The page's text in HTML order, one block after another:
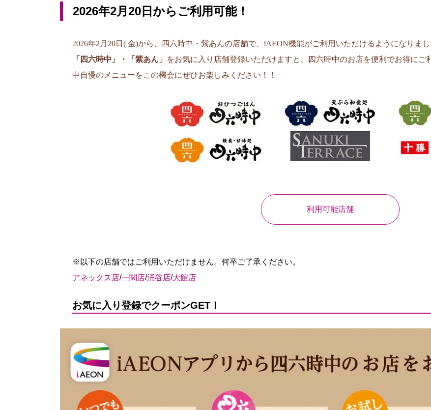
2026年2月20日からご利用可能！
2026年2月20日( 金)から、四六時中・紫あんの店舗で、iAEON機能がご利用いただけるようになりまし
「四六時中」・「紫あん」 をお気に入り店舗登録いただけますと、四六時中のお店を便利でお得に
中自慢のメニューをこの機会にぜひお楽しみください！！
利用可能店舗
※以下の店舗ではご利用いただけません。何卒ご了承ください。
アネックス店/一関店/涌谷店/大館店
お気に入り登録でクーポンGET！